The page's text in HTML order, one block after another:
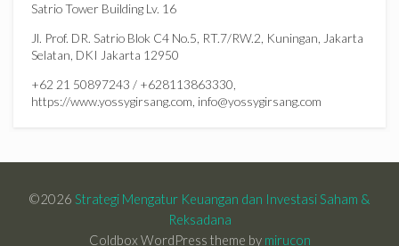
Satrio Tower Building Lv. 16
Jl. Prof. DR. Satrio Blok C4 No.5, RT.7/RW.2, Kuningan, Jakarta
Selatan, DKI Jakarta 12950
+62 21 50897243 / +628113863330,
https://www.yossygirsang.com, info@yossygirsang.com
©2026 Strategi Mengatur Keuangan dan Investasi Saham &
Reksadana
Coldbox WordPress theme by mirucon